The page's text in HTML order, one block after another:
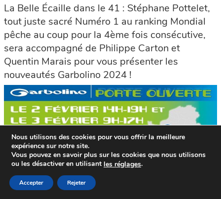
La Belle Écaille dans le 41 : Stéphane Pottelet,
tout juste sacré Numéro 1 au ranking Mondial
pêche au coup pour la 4ème fois consécutive,
sera accompagné de Philippe Carton et
Quentin Marais pour vous présenter les
nouveautés Garbolino 2024 !
Nous utilisons des cookies pour vous offrir la meilleure
expérience sur notre site.
Vous pouvez en savoir plus sur les cookies que nous utilisons
ou les désactiver en utilisant les réglages.
Accepter Rejeter